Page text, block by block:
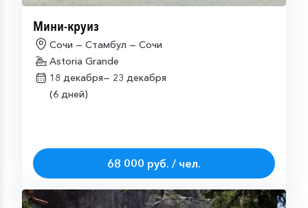
Мини-круиз
Сочи — Стамбул — Сочи
Astoria Grande
18 декабря— 23 декабря
(6 дней)
68 000 руб. / чел.